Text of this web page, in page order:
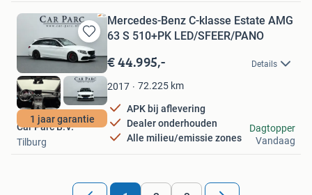
Bewaren
in
Favorieten
1 jaar garantie
Mercedes-Benz C-klasse Estate AMG
63 S 510+PK LED/SFEER/PANO
€ 44.995,- Details
2017 72.225 km
APK bij aflevering
Dealer onderhouden
Alle milieu/emissie zones
Car Parc B.V.
Tilburg
Dagtopper
Vandaag